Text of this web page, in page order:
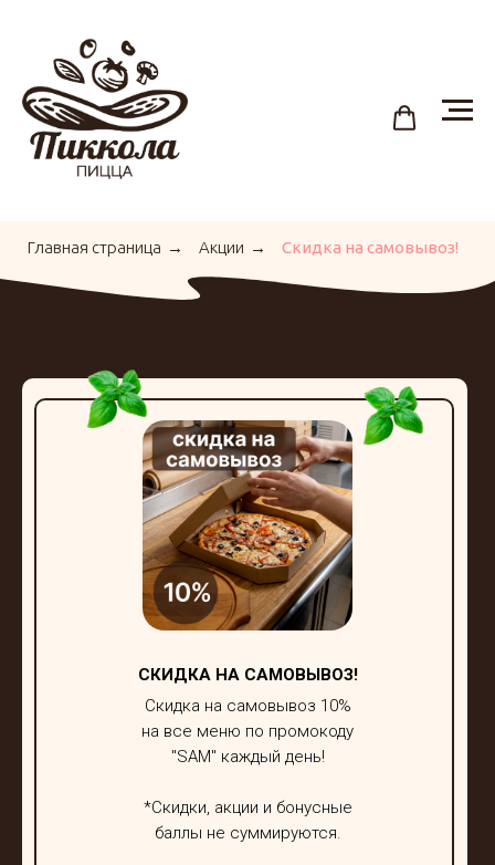
Главная страница → Акции → Скидка на самовывоз!
Скидка на самовывоз 10%
на все меню по промокоду
"SAM" каждый день!
*Скидки, акции и бонусные
баллы не суммируются.
СКИДКА НА САМОВЫВОЗ!